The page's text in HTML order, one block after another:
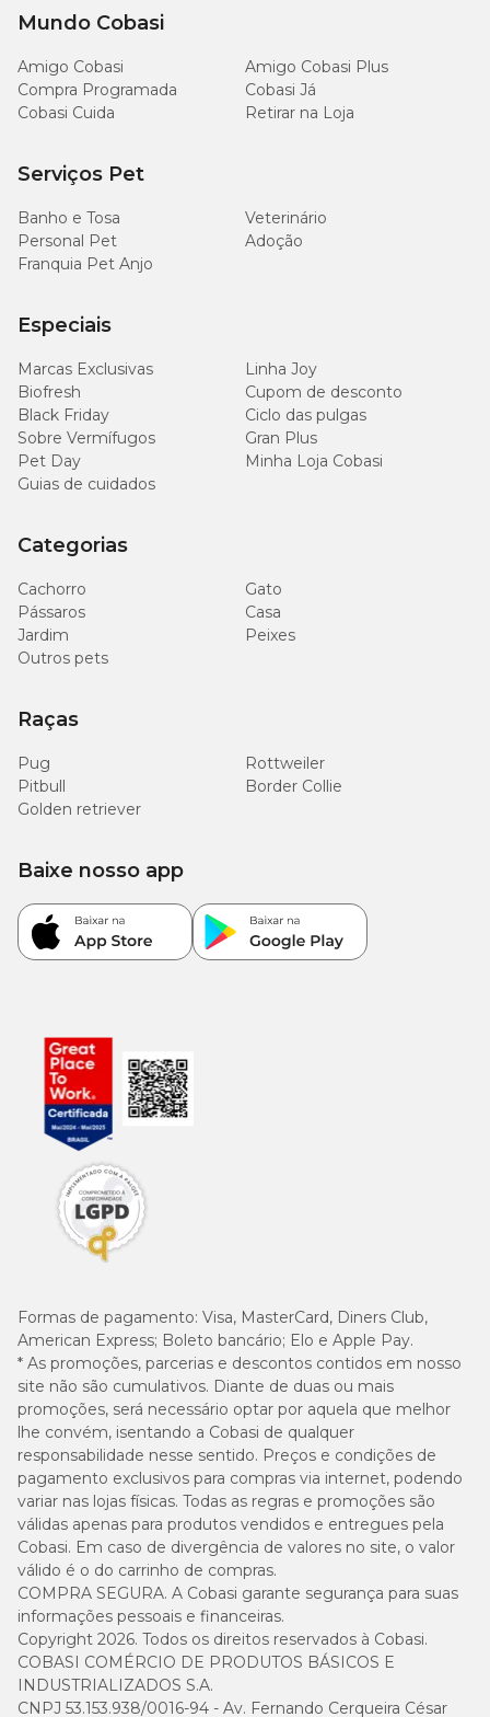
Mundo Cobasi
Amigo Cobasi
Amigo Cobasi Plus
Compra Programada
Cobasi Já
Cobasi Cuida
Retirar na Loja
Serviços Pet
Banho e Tosa
Veterinário
Personal Pet
Adoção
Franquia Pet Anjo
Especiais
Marcas Exclusivas
Linha Joy
Biofresh
Cupom de desconto
Black Friday
Ciclo das pulgas
Sobre Vermífugos
Gran Plus
Pet Day
Minha Loja Cobasi
Guias de cuidados
Categorias
Cachorro
Gato
Pássaros
Casa
Jardim
Peixes
Outros pets
Raças
Pug
Rottweiler
Pitbull
Border Collie
Golden retriever
Formas de pagamento: Visa, MasterCard, Diners Club,
American Express; Boleto bancário; Elo e Apple Pay.
* As promoções, parcerias e descontos contidos em nosso
site não são cumulativos. Diante de duas ou mais
promoções, será necessário optar por aquela que melhor
lhe convém, isentando a Cobasi de qualquer
responsabilidade nesse sentido. Preços e condições de
pagamento exclusivos para compras via internet, podendo
variar nas lojas físicas. Todas as regras e promoções são
válidas apenas para produtos vendidos e entregues pela
Cobasi. Em caso de divergência de valores no site, o valor
válido é o do carrinho de compras.
COMPRA SEGURA. A Cobasi garante segurança para suas
informações pessoais e financeiras.
Copyright 2026. Todos os direitos reservados à Cobasi.
COBASI COMÉRCIO DE PRODUTOS BÁSICOS E
INDUSTRIALIZADOS S.A.
CNPJ 53.153.938/0016-94 - Av. Fernando Cerqueira César
Baixe nosso app